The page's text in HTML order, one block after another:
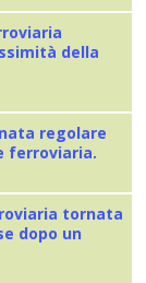
della
regolare
ferroviaria.
tornata
dopo un